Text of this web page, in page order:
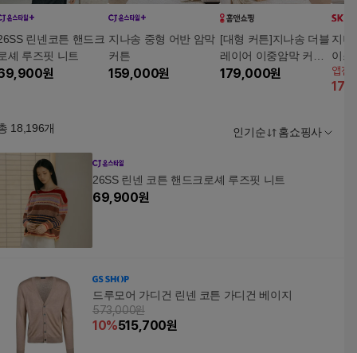
린넨코튼 핸드크
셰 루즈핏 니트
원
지나송 중형 어반 암막
커튼
159,000원
[대형 커튼]지나송 더블
레이어 이중암막 커튼
(440x230cm)2장+ 내
179,000원
지나
이스
이백
앱전
17
18,196개 인기순 홈쇼핑사
26SS 린넨 코튼 핸드크로셰 루즈핏 니트
69,900원
드루모어 가디건 린넨 코튼 가디건 베이지
573,000원
10%515,700원